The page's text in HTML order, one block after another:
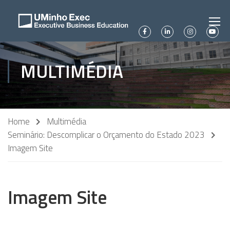
MULTIMÉDIA
Home
Multimédia
Seminário: Descomplicar o Orçamento do Estado 2023
Imagem Site
Imagem Site